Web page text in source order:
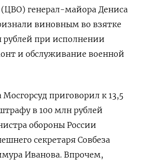
(ЦВО) генерал-майора Дениса
виновным во взятке
рублей при исполнении
и обслуживание военной
приговорил к 13,5
в 100 млн рублей
обороны России
секретаря Совбеза
Иванова. Впрочем,